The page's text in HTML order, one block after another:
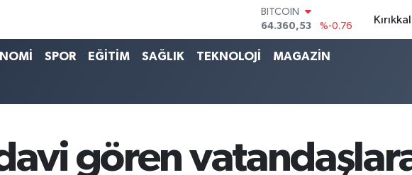
DOLAR
47,7069
%0.17
EURO
55,0265
%0.01
%64
BITCOIN
64.360,53
%-0.76
SPOR EĞİTİM SAĞLIK TEKNOLOJİ MAGAZİN
gören